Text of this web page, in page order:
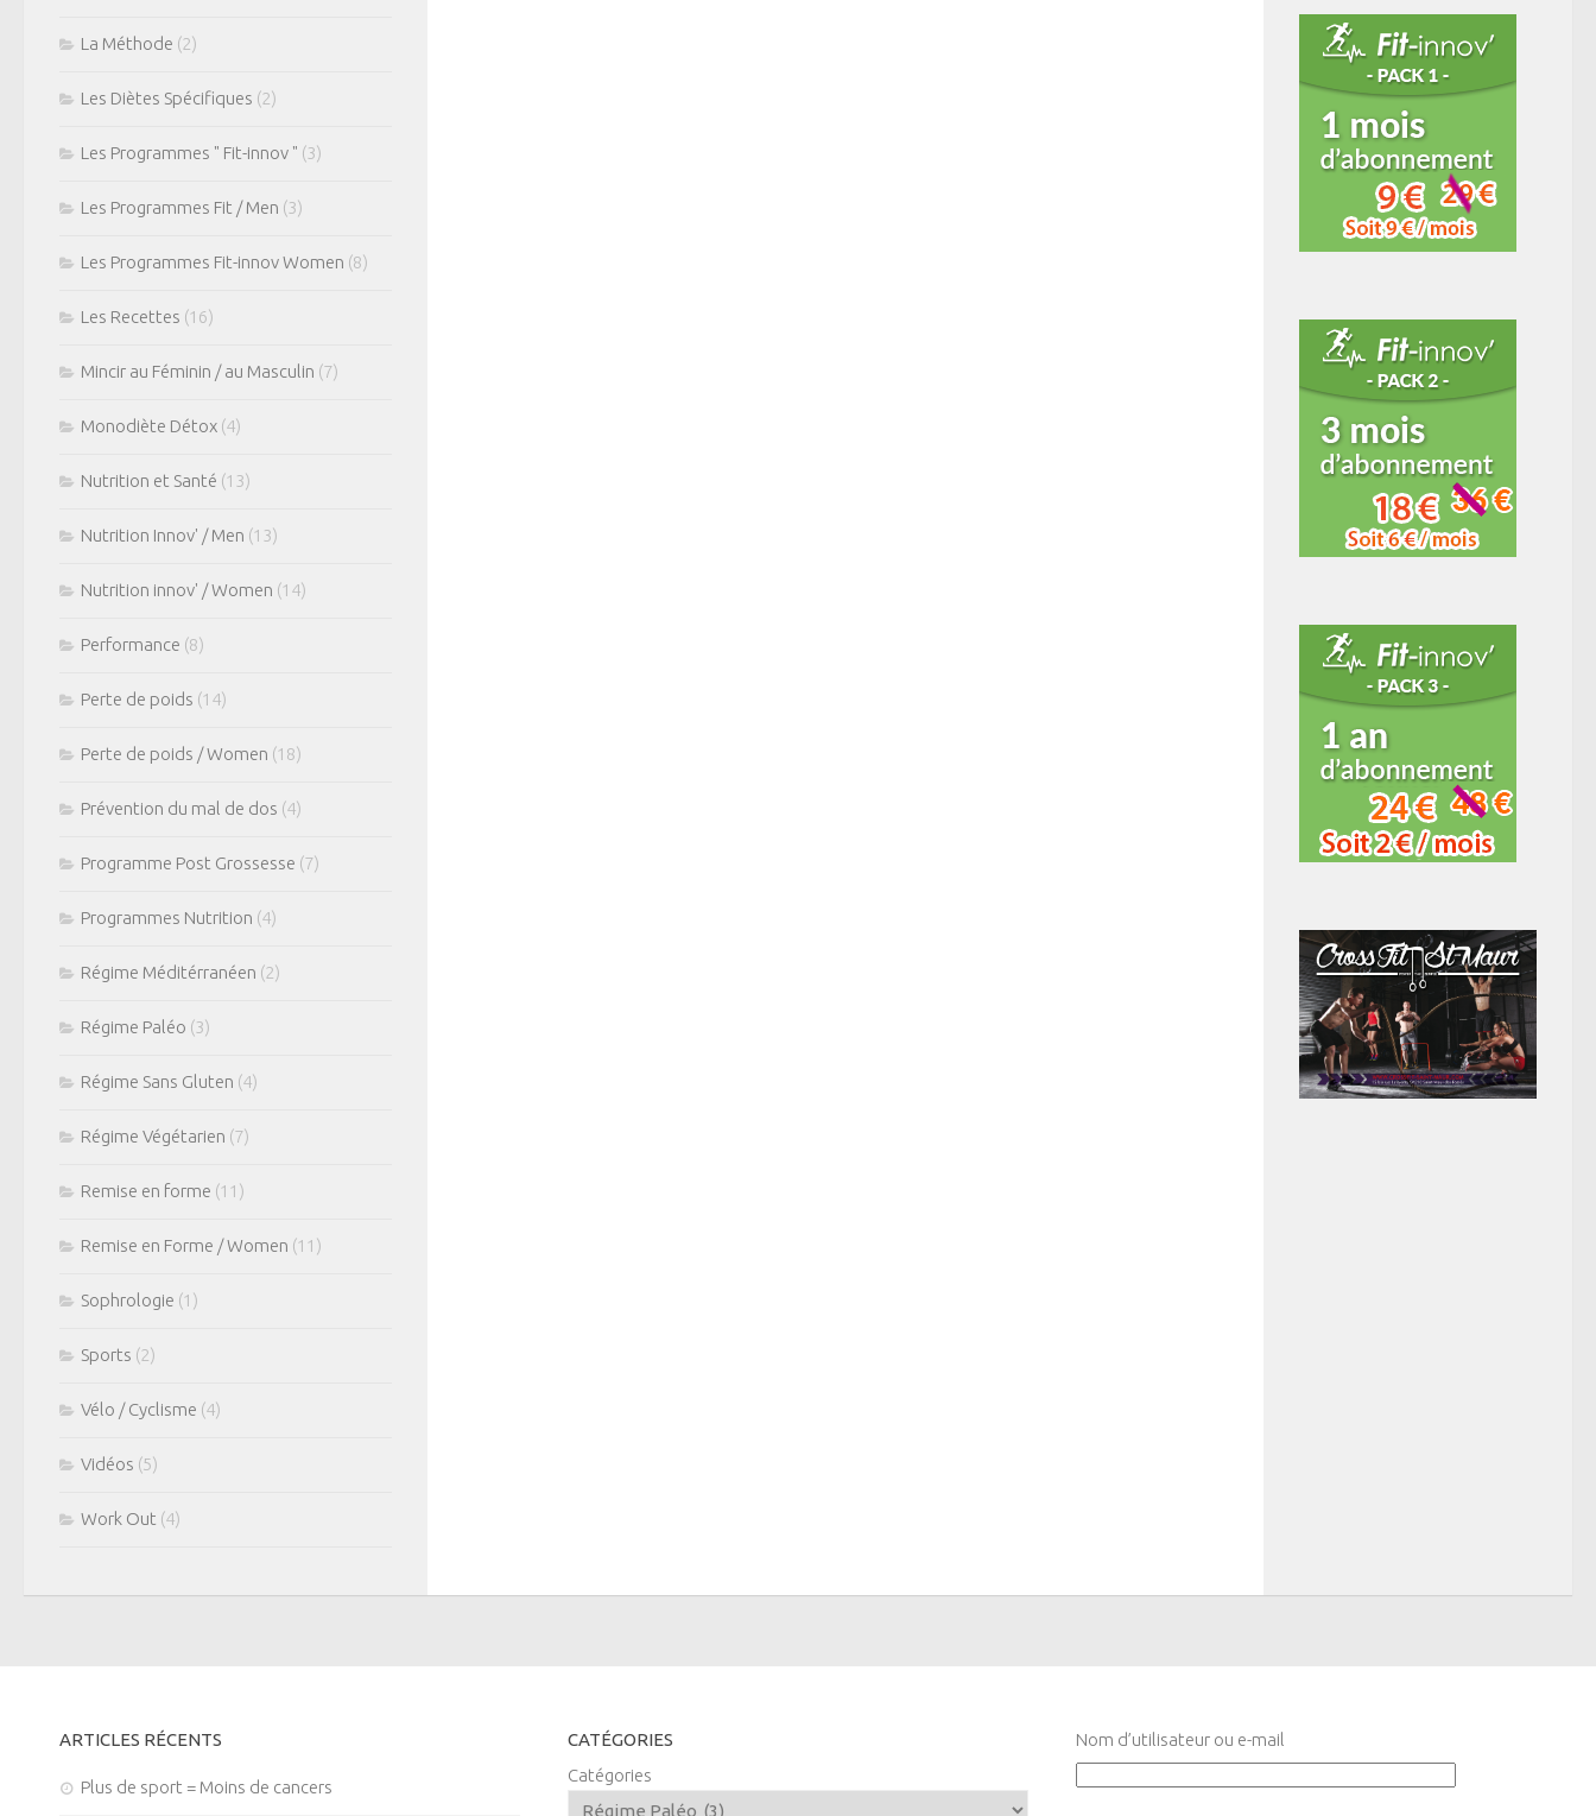
La Méthode (2)
Les Diètes Spécifiques (2)
Les Programmes " Fit-innov " (3)
Les Programmes Fit / Men (3)
Les Programmes Fit-innov Women (8)
Les Recettes (16)
Mincir au Féminin / au Masculin (7)
Monodiète Détox (4)
Nutrition et Santé (13)
Nutrition Innov' / Men (13)
Nutrition innov' / Women (14)
Performance (8)
Perte de poids (14)
Perte de poids / Women (18)
Prévention du mal de dos (4)
Programme Post Grossesse (7)
Programmes Nutrition (4)
Régime Méditérranéen (2)
Régime Paléo (3)
Régime Sans Gluten (4)
Régime Végétarien (7)
Remise en forme (11)
Remise en Forme / Women (11)
Sophrologie (1)
Sports (2)
Vélo / Cyclisme (4)
Vidéos (5)
Work Out (4)
ARTICLES RÉCENTS
Plus de sport = Moins de cancers
CATÉGORIES
Catégories
Nom d’utilisateur ou e-mail